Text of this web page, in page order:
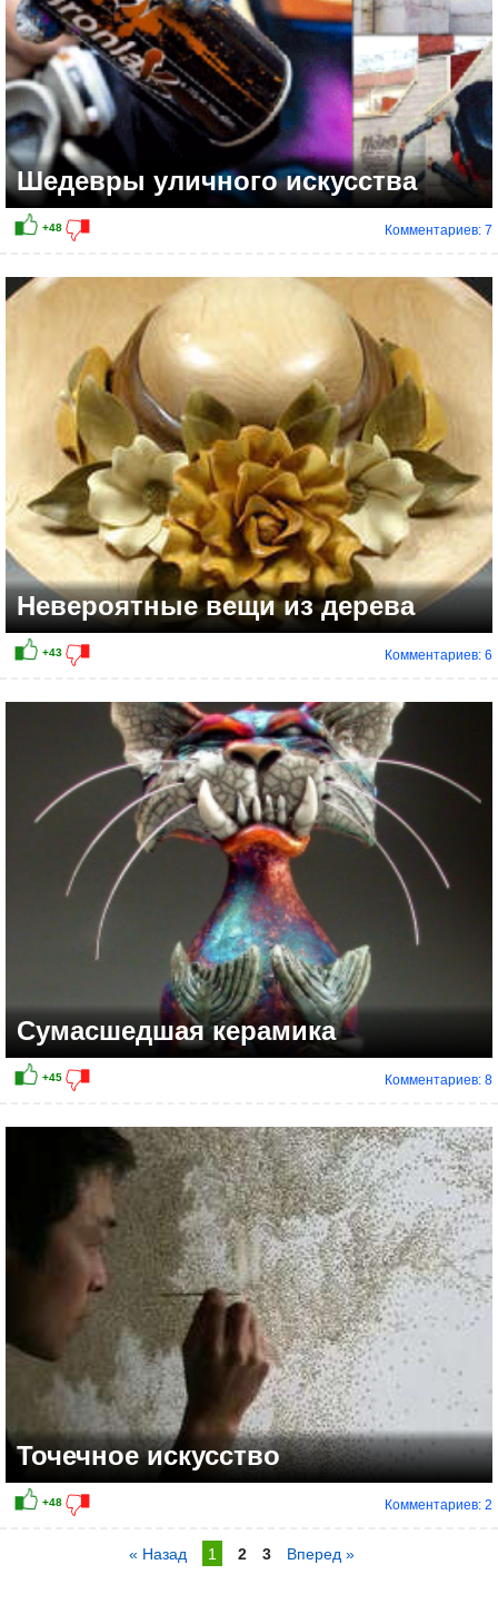
+19
Шедевры уличного искусства
Комментариев: 7
Невероятные вещи из дерева
Комментариев: 6
Сумасшедшая керамика
Комментариев: 8
Точечное искусство
Комментариев: 2
« Назад 1 2 3 Вперед »